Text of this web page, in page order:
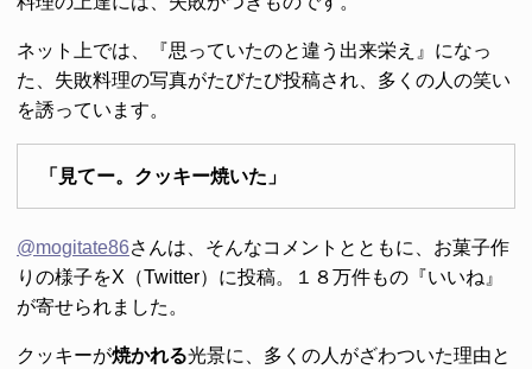
ネット上では、『思っていたのと違う出来栄え』になっ
た、失敗料理の写真がたびたび投稿され、多くの人の笑い
を誘っています。
「見てー。クッキー焼いた」
@mogitate86さんは、そんなコメントとともに、お菓子作
りの様子をX（Twitter）に投稿。１８万件もの『いいね』
が寄せられました。
クッキーが焼かれる光景に、多くの人がざわついた理由と